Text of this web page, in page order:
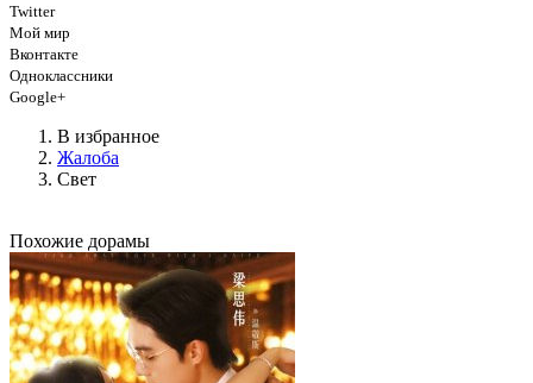
Twitter
Мой мир
Вконтакте
Одноклассники
Google+
В избранное
Жалоба
Свет
Похожие дорамы